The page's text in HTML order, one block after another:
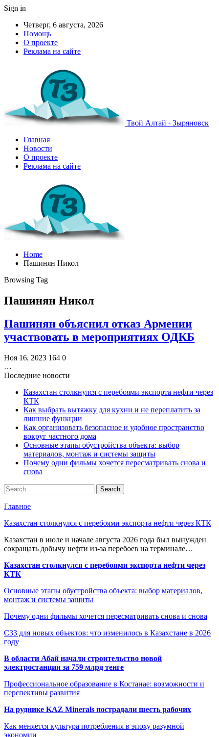
Sign in
Четверг, 6 августа, 2026
Помощь
О проекте
Реклама на сайте
Твой Алтай - Зыряновск
Главная
Новости
О проекте
Реклама на сайте
Home
Пашинян Никол
Browsing Tag
Пашинян Никол
Пашинян объяснил отказ Армении
участвовать в мероприятиях ОДКБ
Ноя 16, 2023 164 0
…
Последние новости
Казахстан столкнулся с перебоями экспорта нефти через
КТК
Как выбрать вытяжку для кухни и не переплатить за
лишние функции
Как организовать безопасное и удобное пространство
вокруг частного дома
Основные этапы обустройства объекта: выбор
материалов, монтаж и системы защиты
Почему одни фильмы хочется пересматривать снова и
снова
Главное
Казахстан столкнулся с перебоями экспорта нефти через КТК
Казахстан в июле и начале августа 2026 года был вынужден
сокращать добычу нефти из-за перебоев на терминале…
Казахстан столкнулся с перебоями экспорта нефти через
КТК
Основные этапы обустройства объекта: выбор материалов,
монтаж и системы защиты
Почему одни фильмы хочется пересматривать снова и снова
СЗЗ для новых объектов: что изменилось в Казахстане в 2026
году
В области Абай начали строительство новой
электростанции за 759 млрд тенге
Профессиональное образование в Костанае: возможности и
перспективы развития
На руднике KAZ Minerals пострадали шесть рабочих
Как меняется культура потребления в эпоху разумной
экономии